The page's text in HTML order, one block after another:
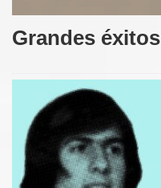
Grandes éxitos